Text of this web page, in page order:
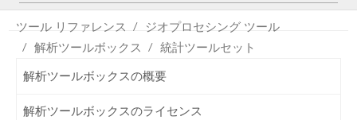
ン
ス
ツール リファレンス
ジオプロセシング ツール
解析ツールボックス
統計ツールセット
解析ツールボックスの概要
解析ツールボックスのライセンス